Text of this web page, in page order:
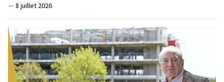
— 8 juillet 2026